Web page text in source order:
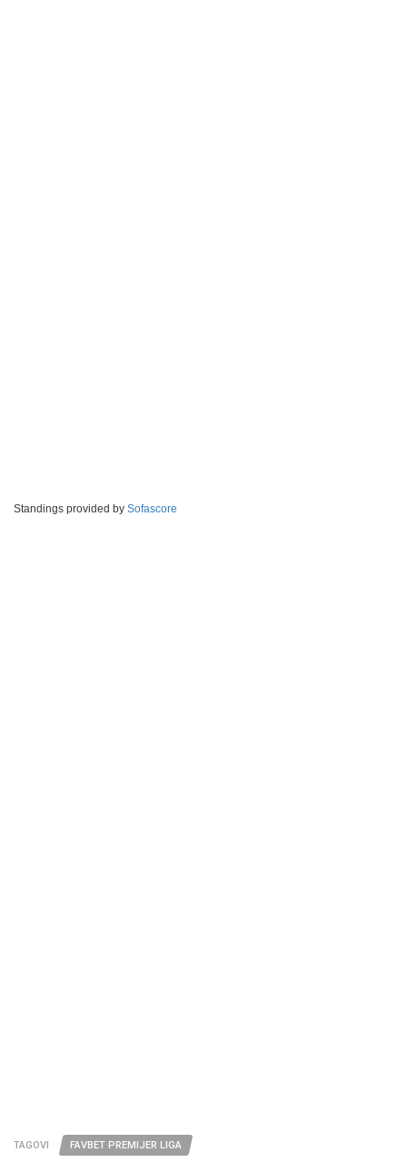
Standings provided by Sofascore
TAGOVI FAVBET PREMIJER LIGA